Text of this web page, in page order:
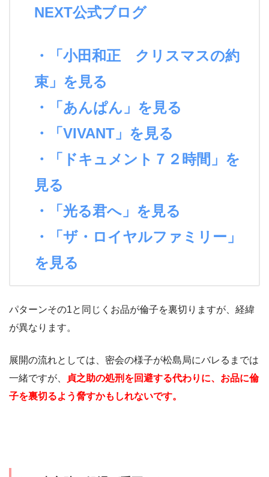
NEXT公式ブログ
・「小田和正 クリスマスの約
束」を見る
・「あんぱん」を見る
・「VIVANT」を見る
・「ドキュメント７２時間」を
見る
・「光る君へ」を見る
・「ザ・ロイヤルファミリー」
を見る
パターンその1と同じくお品が倫子を裏切りますが、経緯
が異なります。
展開の流れとしては、密会の様子が松島局にバレるまでは
一緒ですが、
貞之助の処刑を回避する代わりに、お品に倫
子を裏切るよう脅すかもしれないです。